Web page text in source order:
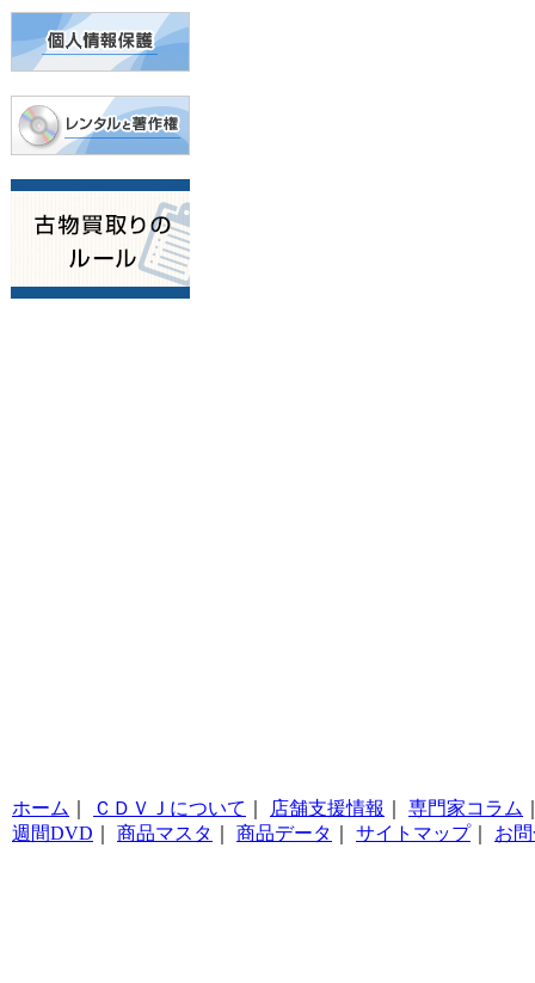
ホーム ＣＤＶＪについて 店舗支援情報 専門家コラム
週間DVD
商品マスタ 商品データ サイトマップ｜ お